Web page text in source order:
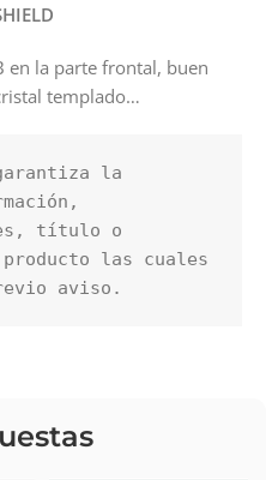
en la parte frontal, buen
templado…
la
título o
las cuales
aviso.